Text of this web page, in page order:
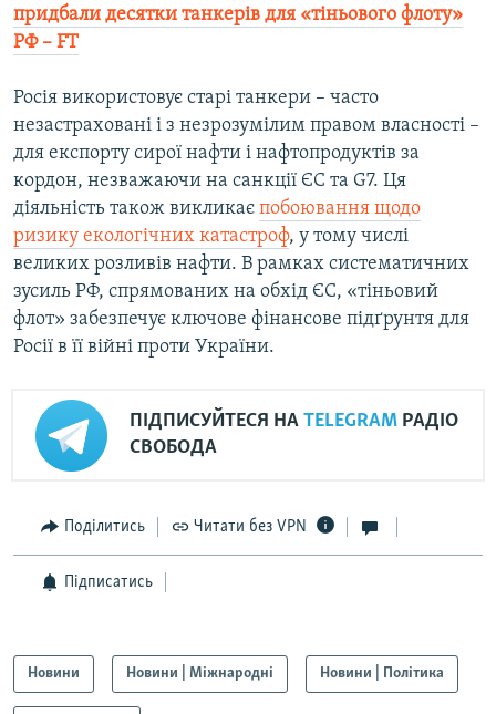
придбали десятки танкерів для «тіньового флоту»
РФ – FT
Росія використовує старі танкери – часто
незастраховані і з незрозумілим правом власності –
для експорту сирої нафти і нафтопродуктів за
кордон, незважаючи на санкції ЄС та G7. Ця
діяльність також викликає побоювання щодо
ризику екологічних катастроф, у тому числі
великих розливів нафти. В рамках систематичних
зусиль РФ, спрямованих на обхід ЄС, «тіньовий
флот» забезпечує ключове фінансове підґрунтя для
Росії в її війні проти України.
ПІДПИСУЙТЕСЯ НА TELEGRAM РАДІО
СВОБОДА
Поділитись Читати без VPN
Підписатись
Новини Новини | Міжнародні Новини | Політика